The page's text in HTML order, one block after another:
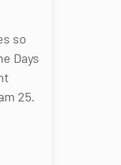
so
Days
25.